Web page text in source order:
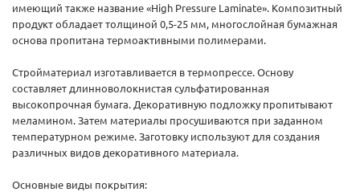
имеющий также название «High Pressure Laminate». Композитный
продукт обладает толщиной 0,5-25 мм, многослойная бумажная
основа пропитана термоактивными полимерами.
Стройматериал изготавливается в термопрессе. Основу
составляет длинноволокнистая сульфатированная
высокопрочная бумага. Декоративную подложку пропитывают
меламином. Затем материалы просушиваются при заданном
температурном режиме. Заготовку используют для создания
различных видов декоративного материала.
Основные виды покрытия: